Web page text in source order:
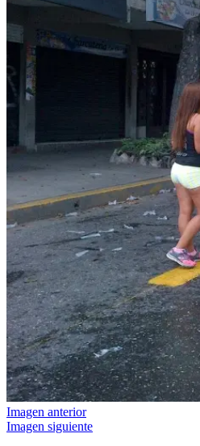
Imagen anterior
Imagen siguiente